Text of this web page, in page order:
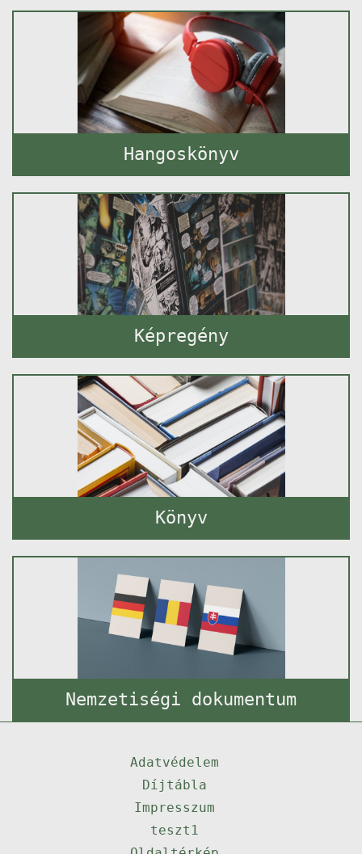
Hangoskönyv
Képregény
Könyv
Nemzetiségi dokumentum
Adatvédelem
Díjtábla
Impresszum
teszt1